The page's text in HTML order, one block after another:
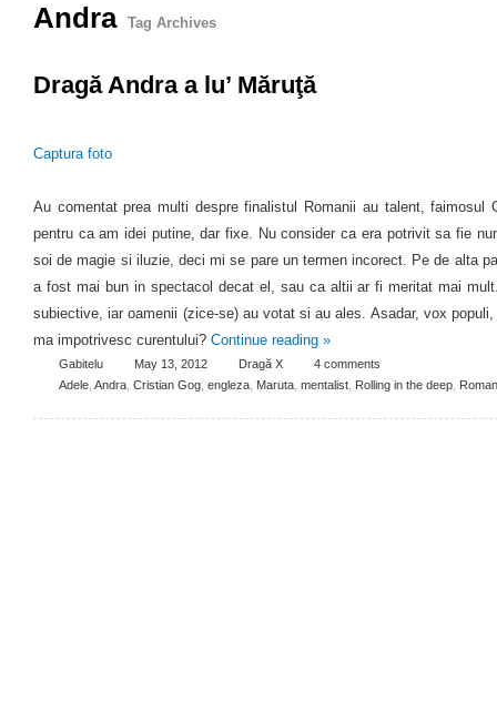
Andra Tag Archives
Dragă Andra a lu’ Măruţă
Captura foto
Au comentat prea multi despre finalistul Romanii au talent, faimosul
pentru ca am idei putine, dar fixe. Nu consider ca era potrivit sa fie
soi de magie si iluzie, deci mi se pare un termen incorect. Pe de alta
a fost mai bun in spectacol decat el, sau ca altii ar fi meritat mai
subiective, iar oamenii (zice-se) au votat si au ales. Asadar, vox
ma impotrivesc curentului? Continue reading »
Gabitelu May 13, 2012 Dragă X
4 comments
Adele Andra Cristian Gog engleza Maruta mentalist Rolling in the deep